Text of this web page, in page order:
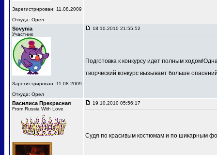
Зарегистрирован: 11.08.2009
Откуда: Орел
Sovynia
Участник
Зарегистрирован: 11.08.2009
Откуда: Орел
18.10.2010 21:55:52
Подготовка к конкурсу идет полным
творческий конкурс вызывает больше
Василиса Прекрасная
From Russia With Love
19.10.2010 05:56:17
Судя по красивым костюмам и по шикарным